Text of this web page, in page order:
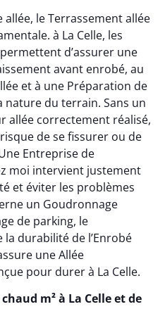
le Terrassement allée
à La Celle, les
d’assurer une
avant enrobé, au
et à une Préparation de
nature du terrain. Sans un
allée correctement réalisé,
de se fissurer ou de
Entreprise de
moi intervient justement
et éviter les problèmes
un Goudronnage
de parking, le
durabilité de l’Enrobé
une Allée
pour durer à La Celle.
m² à La Celle et de